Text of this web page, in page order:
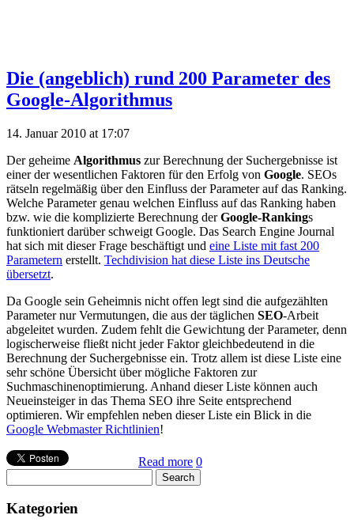
Die (angeblich) rund 200 Parameter des
Google-Algorithmus
14. Januar 2010 at 17:07
Der geheime Algorithmus zur Berechnung der Suchergebnisse ist
einer der wesentlichen Faktoren für den Erfolg von Google. SEOs
rätseln regelmäßig über den Einfluss der Parameter auf das Ranking.
Welche Parameter genau welchen Einfluss auf das Ranking haben
bzw. wie die komplizierte Berechnung derGoogle-Rankings
funktioniert darüber schweigt Google. Das Search Engine Journal
hat sich mit dieser Frage beschäftigt und eine Liste mit fast 200
Parametern erstellt. Techdivision hat diese Liste ins Deutsche
übersetzt.
Da Google sein Geheimnis nicht offen legt sind die aufgezählten
Parameter nur Vermutungen, die aus der täglichen SEO-Arbeit
abgeleitet wurden. Zudem fehlt die Gewichtung der Parameter, denn
logischerweise fließt nicht jeder Faktor gleichbedeutend in die
Berechnung der Suchergebnisse ein. Trotz allem ist diese Liste eine
sehr schöne Übersicht über mögliche Faktoren zur
Suchmaschinenoptimierung. Anhand dieser Liste können auch
Neueinsteiger in das Thema SEO ihre Seite entsprechend
optimieren. Wir empfehlen neben dieser Liste ein Blick in die
Google Webmaster Richtlinien!
Read more 0
Kategorien